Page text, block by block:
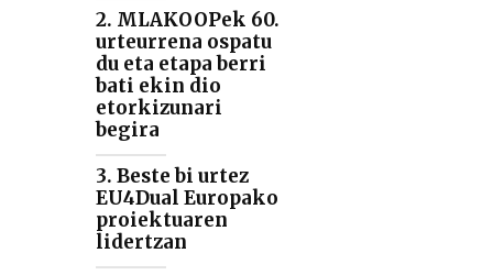
2. MLAKOOPek 60.
urteurrena ospatu
du eta etapa berri
bati ekin dio
etorkizunari
begira
3. Beste bi urtez
EU4Dual Europako
proiektuaren
lidertzan